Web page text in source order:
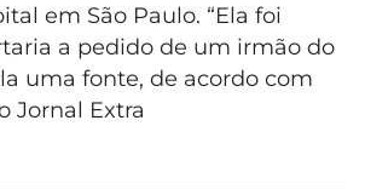
em São Paulo. “Ela foi
a pedido de um irmão do
uma fonte, de acordo com
Jornal Extra